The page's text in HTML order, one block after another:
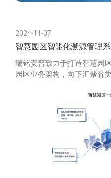
2024-11-07
智慧园区智能化溯源管理
瑞铭安普致力于打造智慧园
园区业务架构，向下汇聚各